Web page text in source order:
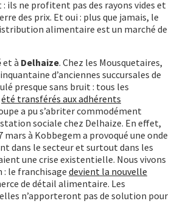
ils ne profitent pas des rayons vides et
des prix. Et oui : plus que jamais, le
alimentaire est un marché de
et à Delhaize. Chez les Mousquetaires,
d’anciennes succursales de
presque sans bruit : tous les
été transférés aux adhérents
a pu s’abriter commodément
sociale chez Delhaize. En effet,
mars à Kobbegem a provoqué une onde
dans le secteur et surtout dans les
une crise existentielle. Nous vivons
le franchisage devient la nouvelle
de détail alimentaire. Les
n’apporteront pas de solution pour